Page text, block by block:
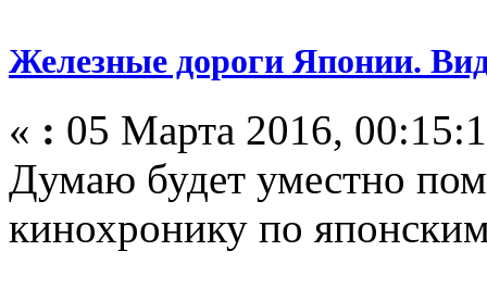
Железные дороги Японии.
« : 05 Марта 2016,
Думаю будет уместно
кинохронику по